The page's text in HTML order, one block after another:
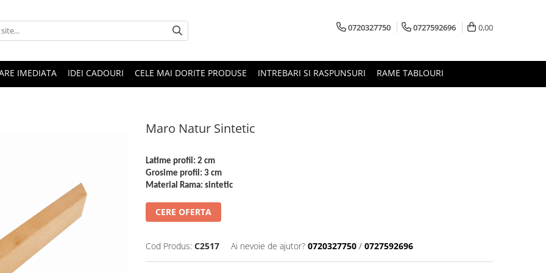
0720327750 0727592696 0,00
IMEDIATA IDEI CADOURI CELE MAI DORITE PRODUSE INTREBARI SI RASPUNSURI RAME TABLOURI
Maro Natur Sintetic
Latime profil: 2 cm
Grosime profil: 3 cm
Material Rama: sintetic
CERE OFERTA
Cod Produs: C2517 Ai nevoie de ajutor? 0720327750 / 0727592696